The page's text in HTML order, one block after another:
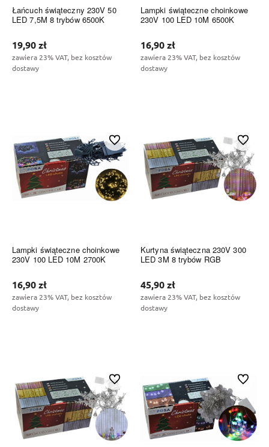
Łańcuch świąteczny 230V 50
LED 7,5M 8 trybów 6500K
19,90 zł
zawiera 23% VAT, bez kosztów
dostawy
Lampki świąteczne choinkowe
230V 100 LED 10M 6500K
16,90 zł
zawiera 23% VAT, bez kosztów
dostawy
Lampki świąteczne choinkowe
230V 100 LED 10M 2700K
16,90 zł
zawiera 23% VAT, bez kosztów
dostawy
Do ulubionych
Kurtyna świąteczna 230V 300
LED 3M 8 trybów RGB
45,90 zł
zawiera 23% VAT, bez kosztów
dostawy
Do
Do ulubionych Do